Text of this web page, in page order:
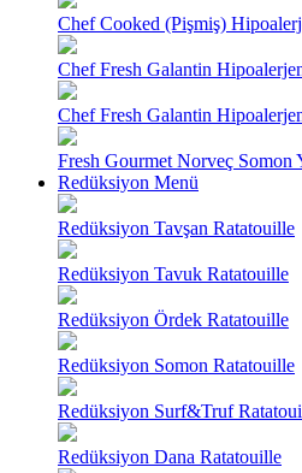
Chef Cooked (Pişmiş)
Chef Fresh Galantin
Chef Fresh Galantin
Fresh Gourmet Norveç Somon
Redüksiyon Menü
Redüksiyon Tavşan Ratatouille
Redüksiyon Tavuk Ratatouille
Redüksiyon Ördek Ratatouille
Redüksiyon Somon Ratatouille
Redüksiyon Surf&Truf
Redüksiyon Dana Ratatouille